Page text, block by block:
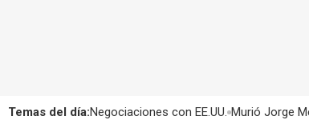
Temas del día:Negociaciones con EE.UU. Murió Jorge